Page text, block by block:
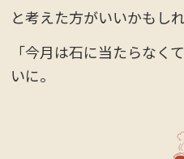
と考えた方がいいかもしれ
「今月は石に当たらなく
いに。